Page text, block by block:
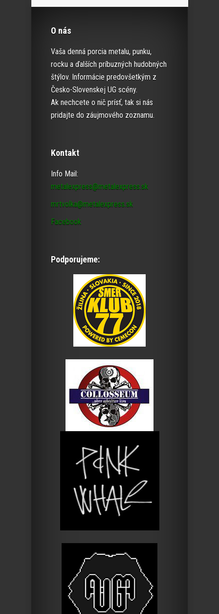
O nás
Vaša denná porcia metalu, punku,
rocku a ďalších príbuzných hudobných
štýlov. Informácie predovšetkým z
Česko-Slovenskej UG scény.
Ak nechcete o nič prísť, tak si nás
pridajte do záujmového zoznamu.
Kontakt
Info Mail:
metalexpress@metalexpress.sk
mrtvolka@metalexpress.sk
Facebook
Podporujeme: